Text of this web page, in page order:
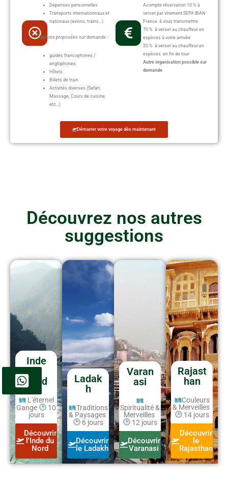
Dépenses personnelles
Transports internationnaux et
nationaux (avions, trains…)
Options proposées sur demande :
guides francophones /
anglophones
Hôtels
Billets de train
Activités diverses (Safari,
Massage, Cours de cuisine,
etc…)
Acompte réservation 10 % à
verser par virement SEPA IBAN
France à vous transmettre
70 % à verser au chauffeur en
espèces à votre arrivée
20 % à verser au chauffeur en
espèces en fin de tour
Autre organisation possible sur
demande
Démarrer votre voyage dès maintenant
Découvrez nos autres
suggestions
Découvrir
l'Inde du
Nord
L'éternel
Gange
10
jours
Inde
du
Nord
Découvrir
le Ladakh
Traditions
& Paysages
6 jours
Ladak
h
Découvrir
Varanasi
Spiritualité &
Merveilles
12 jours
Varan
asi
Découvrir
le
Rajasthan
Couleurs
& Merveilles
14 jours
Rajast
han